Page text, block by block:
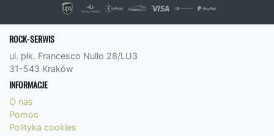
ROCK-SERWIS
ul. płk. Francesco Nullo 28/LU3
31-543 Kraków
INFORMACJE
O nas
Pomoc
Polityka cookies